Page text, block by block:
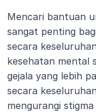
Mencari bantuan
sangat penting
secara
kesehatan mental
gejala yang lebih
secara
mengurangi